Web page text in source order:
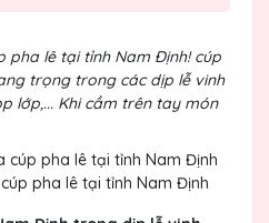
pha lê tại tỉnh Nam Định! cúp
trọng trong các dịp lễ vinh
lớp,... Khi cầm trên tay món
pha lê tại tỉnh Nam Định